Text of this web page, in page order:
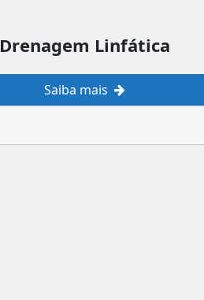
Drenagem Linfática
Saiba mais